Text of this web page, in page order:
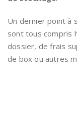
Un dernier point à
sont tous compris
dossier, de frais
de box ou autres